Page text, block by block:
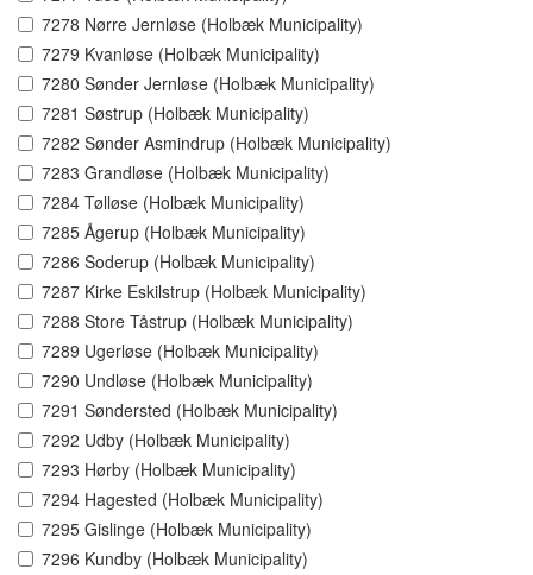
7278 Nørre Jernløse (Holbæk Municipality)
7279 Kvanløse (Holbæk Municipality)
7280 Sønder Jernløse (Holbæk Municipality)
7281 Søstrup (Holbæk Municipality)
7282 Sønder Asmindrup (Holbæk Municipality)
7283 Grandløse (Holbæk Municipality)
7284 Tølløse (Holbæk Municipality)
7285 Ågerup (Holbæk Municipality)
7286 Soderup (Holbæk Municipality)
7287 Kirke Eskilstrup (Holbæk Municipality)
7288 Store Tåstrup (Holbæk Municipality)
7289 Ugerløse (Holbæk Municipality)
7290 Undløse (Holbæk Municipality)
7291 Søndersted (Holbæk Municipality)
7292 Udby (Holbæk Municipality)
7293 Hørby (Holbæk Municipality)
7294 Hagested (Holbæk Municipality)
7295 Gislinge (Holbæk Municipality)
7296 Kundby (Holbæk Municipality)